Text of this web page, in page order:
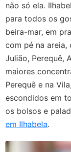
não só ela.
para todos os
beira-mar, em
com pé na areia,
Julião, Perequê,
maiores
Perequê e na
escondidos em
os bolsos e
em Ilhabela.